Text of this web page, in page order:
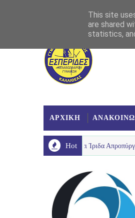
ΑΡΧΙΚΗ
Hot
και Ίριδα Απροπύργου στο
This site
are shared
statistics,